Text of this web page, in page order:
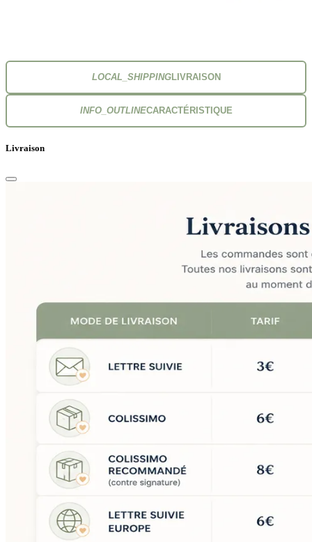
LOCAL_SHIPPINGLIVRAISON
INFO_OUTLINECARACTÉRISTIQUE
Livraison